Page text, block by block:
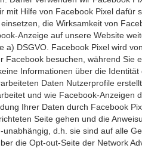
Hilfe von Facebook Pixel
die Wirksamkeit von
Anzeige auf unsere Website
DSGVO. Facebook Pixel wird
besuchen, während Sie
Informationen über die
Daten Nutzerprofile
und wie Facebook-Anzeigen
Ihrer Daten durch Facebook
Seite gehen und die
unabhängig, d.h. sie sind auf alle
die Opt-out-Seite der Network